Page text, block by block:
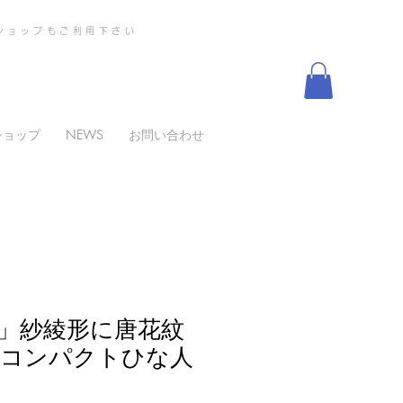
ップもご利用下さい
ップ NEWS お問い合わせ
紗綾形に唐花紋
パクトひな人